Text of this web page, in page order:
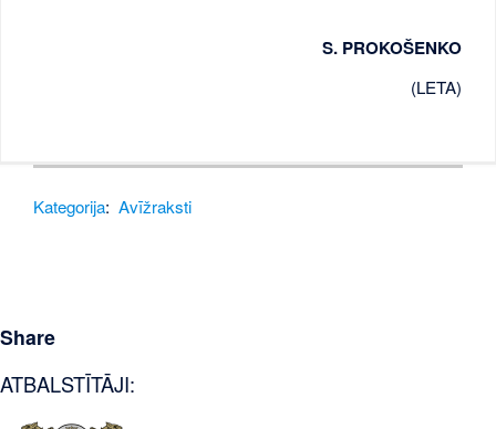
S. PROKOŠENKO
(LETA)
Kategorija: Avīžraksti
Share
ATBALSTĪTĀJI: